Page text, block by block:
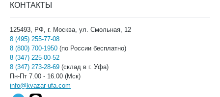
КОНТАКТЫ
125493, РФ, г. Москва, ул. Смольная, 12
8 (495) 255-77-08
8 (800) 700-1950 (по России бесплатно)
8 (347) 225-00-52
8 (347) 273-28-69 (склад в г. Уфа)
Пн-Пт 7.00 - 16.00 (Мск)
info@kvazar-ufa.com